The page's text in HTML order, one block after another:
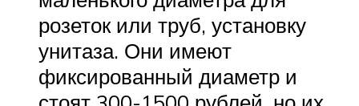
розеток или труб, установку
унитаза. Они имеют
фиксированный диаметр и